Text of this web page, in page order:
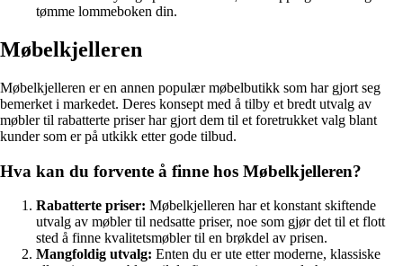
tømme lommeboken din.
Møbelkjelleren
Møbelkjelleren er en annen populær møbelbutikk som har gjort seg
bemerket i markedet. Deres konsept med å tilby et bredt utvalg av
møbler til rabatterte priser har gjort dem til et foretrukket valg blant
kunder som er på utkikk etter gode tilbud.
Hva kan du forvente å finne hos Møbelkjelleren?
Rabatterte priser: Møbelkjelleren har et konstant skiftende
utvalg av møbler til nedsatte priser, noe som gjør det til et flott
sted å finne kvalitetsmøbler til en brøkdel av prisen.
Mangfoldig utvalg: Enten du er ute etter moderne, klassiske